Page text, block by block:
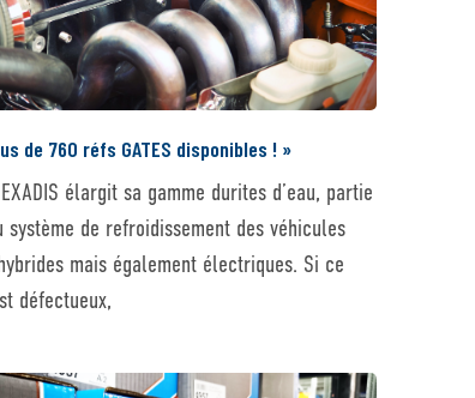
de 760 réfs GATES disponibles ! »
EXADIS élargit sa gamme durites d’eau, partie
système de refroidissement des véhicules
mais également électriques. Si ce
défectueux,